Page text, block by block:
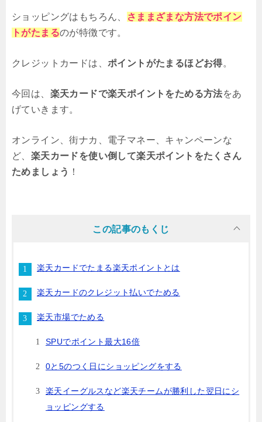
ショッピングはもちろん、
さままざまな方法でポイン
トがたまるのが特徴です。
クレジットカードは、 ポイントがたまるほどお得。
今回は、 楽天カードで楽天ポイントをためる方法をあ
げていきます。
オンライン、街ナカ、電子マネー、キャンペーンな
ど、 楽天カードを使い倒して楽天ポイントをたくさん
ためましょう ！
この記事のもくじ
楽天カードでたまる楽天ポイントとは
楽天カードのクレジット払いでためる
楽天市場でためる
SPUでポイント最大16倍
0と5のつく日にショッピングをする
楽天イーグルスなど楽天チームが勝利した翌日にシ
ョッピングする